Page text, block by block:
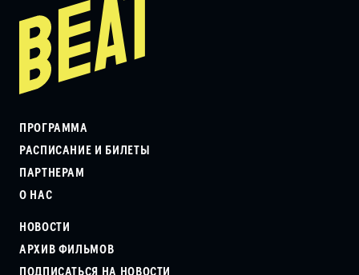
ПРОГРАММА
РАСПИСАНИЕ И БИЛЕТЫ
ПАРТНЕРАМ
О НАС
НОВОСТИ
АРХИВ ФИЛЬМОВ
ПОДПИСАТЬСЯ НА НОВОСТИ